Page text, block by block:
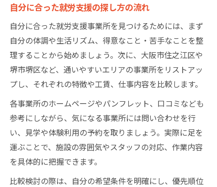
自分に合った就労支援の探し方の流れ
自分に合った就労支援事業所を見つけるためには、まず
自分の体調や生活リズム、得意なこと・苦手なことを整
理することから始めましょう。次に、大阪市住之江区や
堺市堺区など、通いやすいエリアの事業所をリストアッ
プし、それぞれの特徴や工賃、仕事内容を比較します。
各事業所のホームページやパンフレット、口コミなども
参考にしながら、気になる事業所には問い合わせを行
い、見学や体験利用の予約を取りましょう。実際に足を
運ぶことで、施設の雰囲気やスタッフの対応、作業内容
を具体的に把握できます。
比較検討の際は、自分の希望条件を明確にし、優先順位